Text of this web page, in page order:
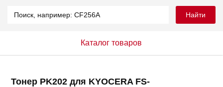
Найти
Каталог товаров
Тонер PK202 для KYOCERA FS-